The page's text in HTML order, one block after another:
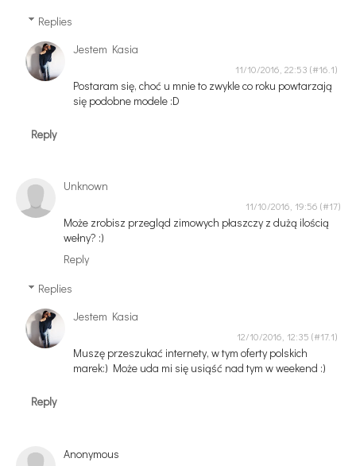
Replies
Jestem Kasia
11/10/2016, 22:53
Postaram się, choć u mnie to zwykle co roku powtarzają
się podobne modele :D
Reply
Unknown
11/10/2016, 19:56
Może zrobisz przegląd zimowych płaszczy z dużą ilością
wełny? :)
Reply
Replies
Jestem Kasia
12/10/2016, 12:35
Muszę przeszukać internety, w tym oferty polskich
marek:) Może uda mi się usiąść nad tym w weekend :)
Reply
Anonymous